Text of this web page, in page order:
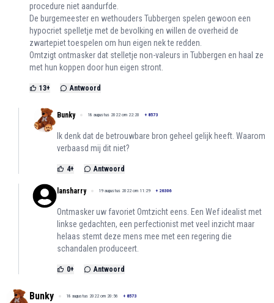
procedure niet aandurfde.
De burgemeester en wethouders Tubbergen spelen gewoon een
hypocriet spelletje met de bevolking en willen de overheid de
zwartepiet toespelen om hun eigen nek te redden.
Omtzigt ontmasker dat stelletje non-valeurs in Tubbergen en haal ze
met hun koppen door hun eigen stront.
13+ Antwoord
Bunky 18 augustus 2022 om 22:20 + 8573
Ik denk dat de betrouwbare bron geheel gelijk heeft. Waarom
verbaasd mij dit niet?
4+ Antwoord
lansharry 19 augustus 2022 om 11:29 + 26306
Ontmasker uw favoriet Omtzicht eens. Een Wef idealist met
linkse gedachten, een perfectionist met veel inzicht maar
helaas stemt deze mens mee met een regering die
schandalen produceert.
0+ Antwoord
Bunky 18 augustus 2022 om 20:56 + 8573